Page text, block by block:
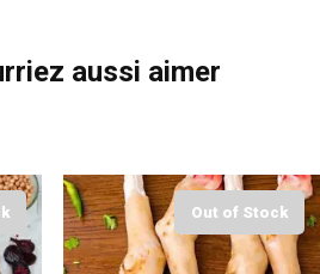
aussi aimer
Out of Stock